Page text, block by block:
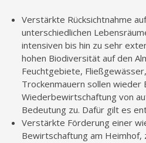
Verstärkte Rücksichtnahme
unterschiedlichen
intensiven bis hin zu sehr
hohen Biodiversität auf den
Feuchtgebiete,
Trockenmauern sollen wieder
Wiederbewirtschaftung von
Bedeutung zu. Dafür gilt es
Verstärkte Förderung einer
Bewirtschaftung am Heimhof,